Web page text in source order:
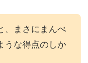
、まさにまんべ
うな得点のしか